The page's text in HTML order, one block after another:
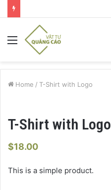
Menu
Home / T-Shirt with Logo
T-Shirt with Logo
$18.00
This is a simple product.